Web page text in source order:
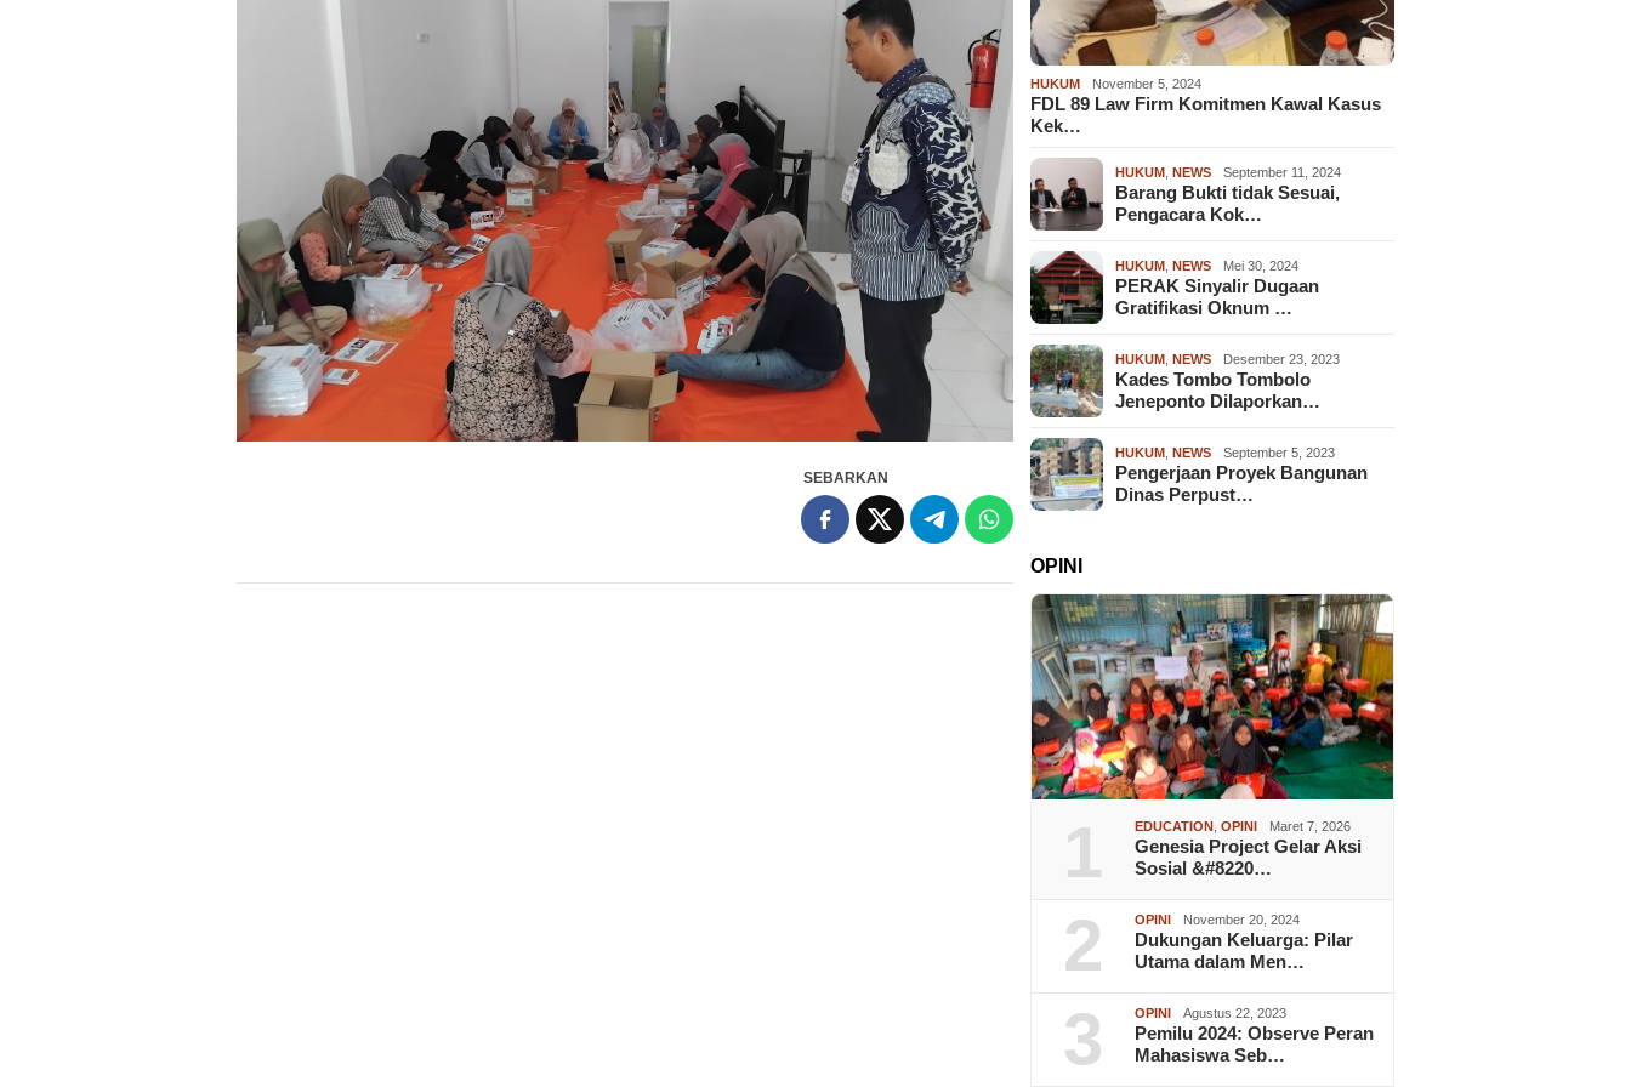
SEBARKAN
HUKUM November 5, 2024
FDL 89 Law Firm Komitmen Kawal Kasus
Kek…
HUKUM ,NEWS September 11, 2024
Barang Bukti tidak Sesuai,
Pengacara Kok…
HUKUM ,NEWS Mei 30, 2024
PERAK Sinyalir Dugaan
Gratifikasi Oknum …
HUKUM ,NEWS Desember 23, 2023
Kades Tombo Tombolo
Jeneponto Dilaporkan…
HUKUM ,NEWS September 5, 2023
Pengerjaan Proyek Bangunan
Dinas Perpust…
OPINI
1 EDUCATION ,OPINI Maret 7, 2026
Genesia Project Gelar Aksi
Sosial &#8220…
2 OPINI November 20, 2024
Dukungan Keluarga: Pilar
Utama dalam Men…
3 OPINI Agustus 22, 2023
Pemilu 2024: Observe Peran
Mahasiswa Seb…